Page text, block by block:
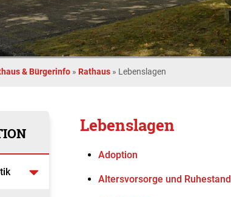
& Bürgerinfo » Rathaus » Lebenslagen
Lebenslagen
Adoption
Altersvorsorge und Ruhestand